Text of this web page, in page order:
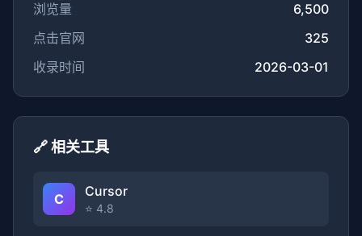
浏览量
6,500
点击官网
325
收录时间
2026-03-01
🔗 相关工具
C Cursor
⭐ 4.8